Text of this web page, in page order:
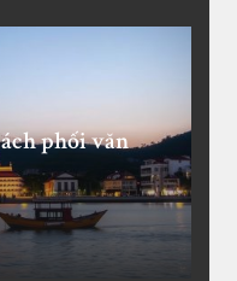
phối văn